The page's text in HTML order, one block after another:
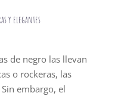
y elegantes
de negro las llevan
o rockeras, las
embargo, el